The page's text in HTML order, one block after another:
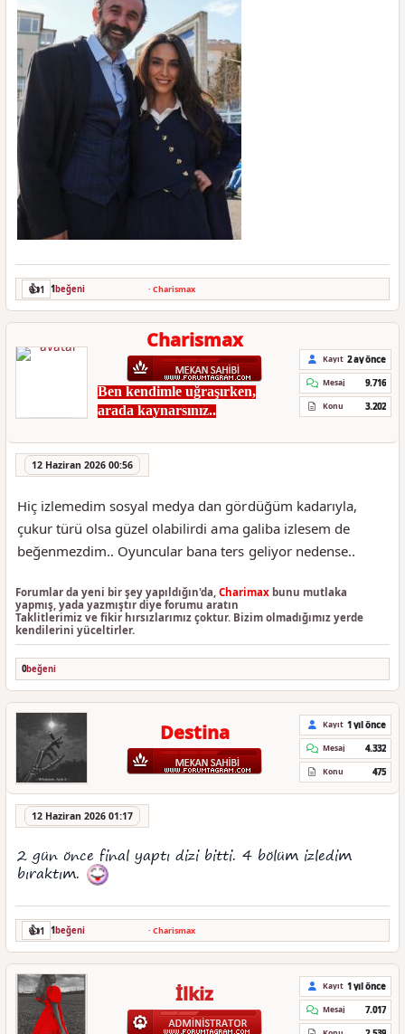
👍1 1beğeni · Charismax
Charismax
Ben kendimle uğraşırken,
arada kaynarsınız..
Kayıt 2 ay önce
Mesaj 9.716
Konu 3.202
12 Haziran 2026 00:56
Hiç izlemedim sosyal medya dan gördüğüm kadarıyla,
çukur türü olsa güzel olabilirdi ama galiba izlesem de
beğenmezdim.. Oyuncular bana ters geliyor nedense..
Forumlar da yeni bir şey yapıldığın'da, Charimax bunu mutlaka
yapmış, yada yazmıştır diye forumu aratın
Taklitlerimiz ve fikir hırsızlarımız çoktur. Bizim olmadığımız yerde
kendilerini yüceltirler.
0beğeni
Destina Kayıt 1 yıl önce
Mesaj 4.332
Konu 475
12 Haziran 2026 01:17
2 gün önce final yaptı dizi bitti. 4 bölüm izledim
bıraktım.
👍1 1 beğeni · Charismax
İlkiz Kayıt 1 yıl önce
Mesaj 7.017